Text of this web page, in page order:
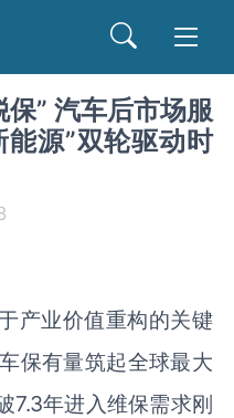
” 汽车后市场服
源”双轮驱动时
产业价值重构的关键
保有量筑起全球最大
7.3年进入维保需求刚